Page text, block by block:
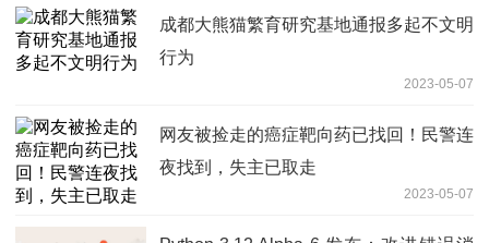
成都大熊猫繁育研究基地通报多起不文明
行为
2023-05-07
网友被捡走的癌症靶向药已找回！民警连
夜找到，失主已取走
2023-05-07